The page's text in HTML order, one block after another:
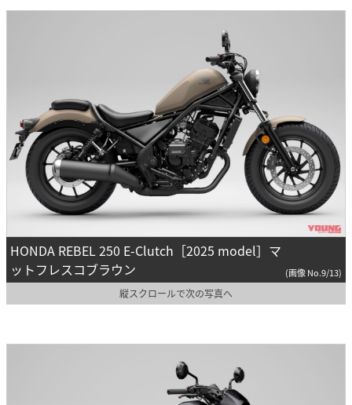
HONDA REBEL 250 E-Clutch［2025 model］マ
ットフレスコブラウン
(画像 No.9/13)
縦スクロールで次の写真へ